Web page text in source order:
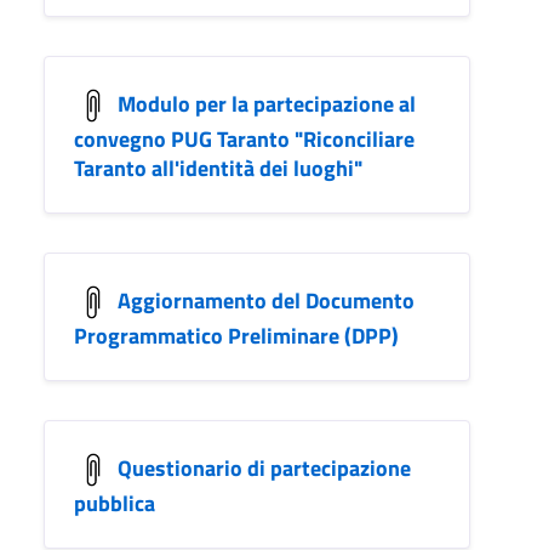
Modulo per la partecipazione al
convegno PUG Taranto "Riconciliare
Taranto all'identità dei luoghi"
Aggiornamento del Documento
Programmatico Preliminare (DPP)
Questionario di partecipazione
pubblica